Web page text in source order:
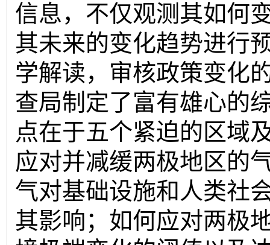
信息，不仅观测其如何
其未来的变化趋势进行
学解读，审核政策变化
查局制定了富有雄心的
点在于五个紧迫的区域
应对并减缓两极地区的
气对基础设施和人类社
其影响；如何应对两极